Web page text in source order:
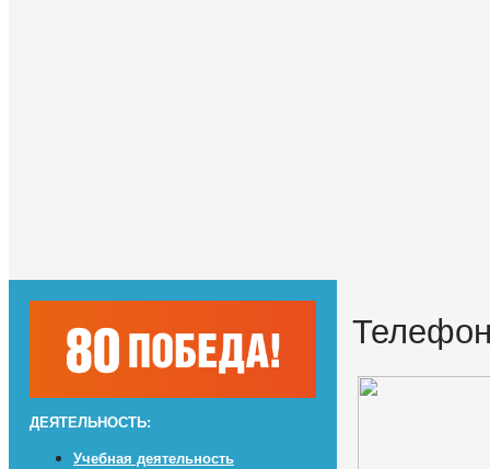
ДЕЯТЕЛЬНОСТЬ:
Учебная деятельность